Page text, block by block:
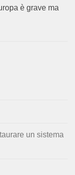
è grave ma
un sistema